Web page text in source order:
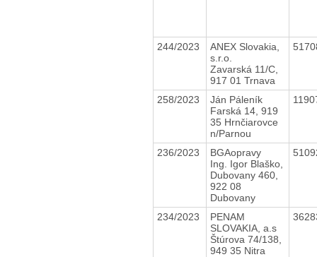
244/2023
ANEX Slovakia,
s.r.o.
Zavarská 11/C,
917 01 Trnava
258/2023
Ján Páleník
Farská 14, 919
35 Hrnčiarovce
n/Parnou
236/2023
BGAopravy
Ing. Igor Blaško,
Dubovany 460,
922 08
Dubovany
234/2023
PENAM
SLOVAKIA, a.s
Štúrova 74/138,
949 35 Nitra